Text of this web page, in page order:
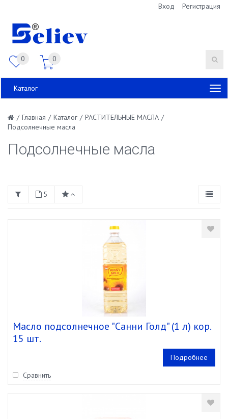
Вход Регистрация
0 0
Каталог
/ Главная / Каталог / РАСТИТЕЛЬНЫЕ МАСЛА /
Подсолнечные масла
Подсолнечные масла
5
Масло подсолнечное "Санни Голд" (1 л) кор.
15 шт.
Подробнее
Сравнить